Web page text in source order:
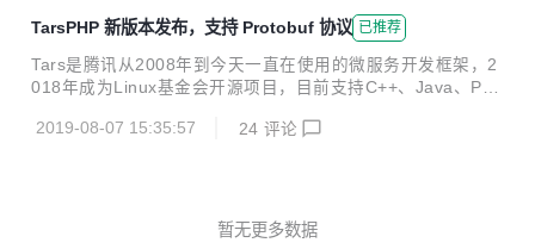
现，在近日举办的 PHPCon 大会上，来自开源微服务框架 TA
RS 核心开发组的梁晨，为开发者分享了 TARS-PHP 在 TARS
构建微服务生态中扮演的角色。梁晨同时也是 TARS-PHP 项
目的主要负责人，以下是本次演讲全程的整理。 大家好，接下
身有什么优势，同时也想让大家看到，TARS-...
TarsPHP 新版本发布，支持 Protobuf 协议 已推荐
Tars是腾讯从2008年到今天一直在使用的微服务开发框架，2
018年成为Linux基金会开源项目，目前支持C++、Java、PH
维，以及测试的一整套解决方案，帮助一个产品或者服务快速
定可靠的分布式应用，并实现完整有效的服务治理。 TarsPH
2019-08-07 15:35:57 24 评论
暂无更多数据